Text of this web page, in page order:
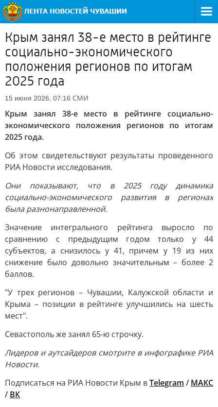
Крым занял 38-е место в рейтинге
социально-экономического
положения регионов по итогам
2025 года
15 июня 2026, 07:16 СМИ
Крым занял 38-е место в рейтинге социально-
экономического положения регионов по итогам
2025 года.
Об этом свидетельствуют результаты проведенного
РИА Новости исследования.
Они показывают, что в 2025 году динамика
социально-экономического развития в регионах
была разнонаправленной.
Значение интегрального рейтинга выросло по
сравнению с предыдущим годом только у 44
субъектов, а снизилось у 41, причем у 19 из них
снижение было довольно значительным – более 2
баллов.
"У трех регионов – Чувашии, Калужской области и
Крыма – позиции в рейтинге улучшились на шесть
мест".
Севастополь же занял 65-ю строчку.
Лидеров и аутсайдеров смотрите в инфографике РИА
Новости.
Подписаться на РИА Новости Крым вTelegram / МАКС
/ ВК